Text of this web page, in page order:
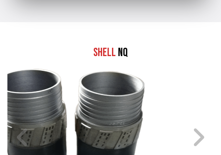
Shell NQ